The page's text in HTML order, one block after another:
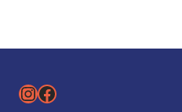
Instagram
Facebook